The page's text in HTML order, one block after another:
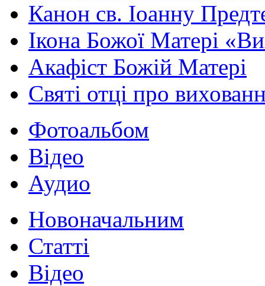
Канон св. Іоанну
Ікона Божої Матері
Акафіст Божій Матері
Святі отці про
Фотоальбом
Відео
Аудио
Новоначальним
Статті
Відео